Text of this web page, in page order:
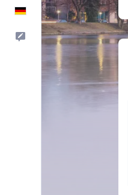
Deutsch
Feedback